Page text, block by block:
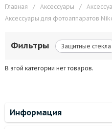
Главная / Аксессуары /
Аксессуары для фотоаппаратов
Фильтры Защитные стекла
В этой категории нет товаров.
Информация